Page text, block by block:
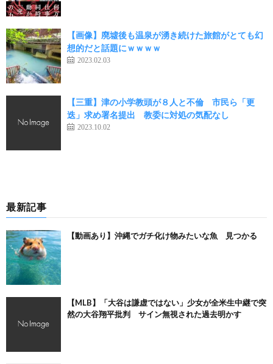
【画像】廃墟後も温泉が湧き続けた旅館がとても幻
想的だと話題にｗｗｗｗ
2023.02.03
【三重】津の小学教頭が８人と不倫 市民ら「更
迭」求め署名提出 教委に対処の気配なし
2023.10.02
最新記事
【動画あり】沖縄でガチ化け物みたいな魚 見つかる
【MLB】「大谷は謙虚ではない」少女が全米生中継で突
然の大谷翔平批判 サイン無視された過去明かす